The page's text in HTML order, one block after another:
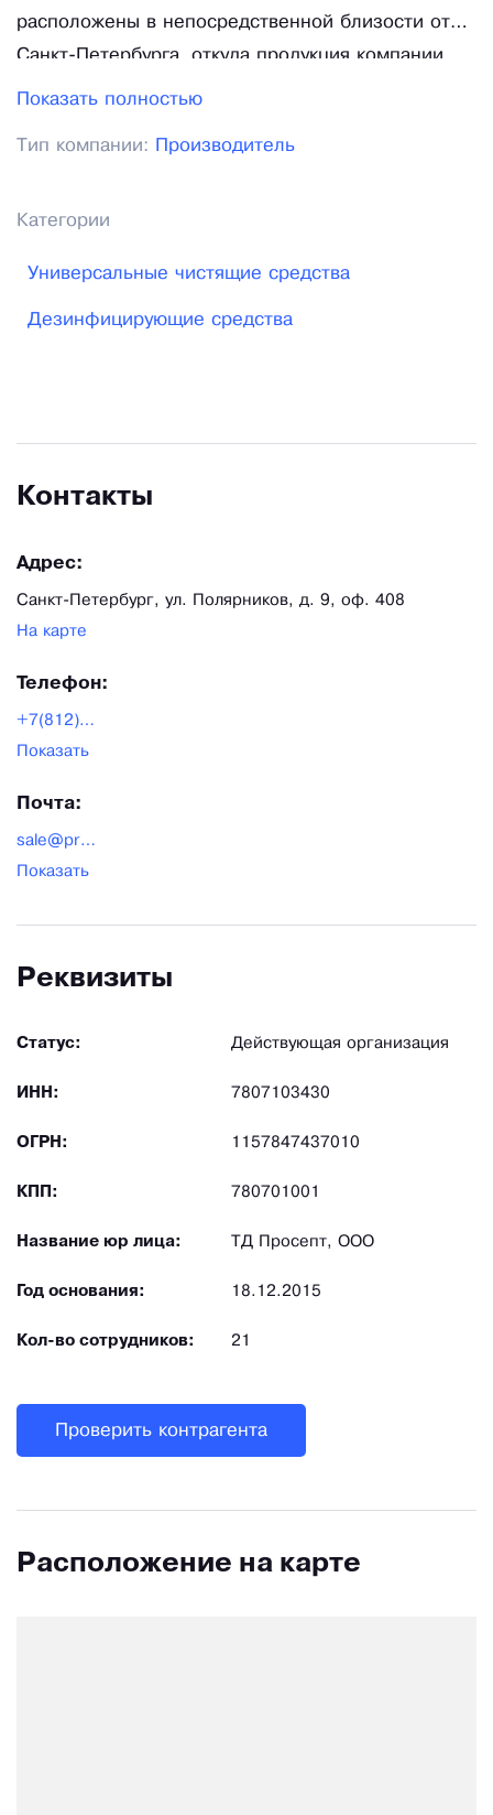
расположены в непосредственной близости от
Санкт-Петербурга, откуда продукция компании
поставляется во все регионы России. Сфера
строительной химии, огнебиозащитных составов,
клининговых средств, бытовой химии под
объединяет в себе весь современный опыт
производства защитных составов, специальной
многократно испытаны ежедневным
Показать полностью
Тип компании: Производитель
Категории
Универсальные чистящие средства
Дезинфицирующие средства
Контакты
Адрес:
Санкт-Петербург, ул. Полярников, д. 9, оф. 408
На карте
Телефон:
+7(812)309-28-90
Показать
Почта:
sale@pro-sept.ru
Показать
Реквизиты
Статус: Действующая организация
ИНН: 7807103430
ОГРН: 1157847437010
КПП: 780701001
Название юр лица: ТД Просепт, ООО
Год основания: 18.12.2015
Кол-во сотрудников: 21
Проверить контрагента
Расположение на карте